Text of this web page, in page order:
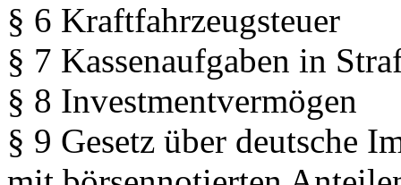
§ 6 Kraftfahrzeugsteuer
§ 7 Kassenaufgaben in
§ 8 Investmentvermögen
§ 9 Gesetz über deutsche